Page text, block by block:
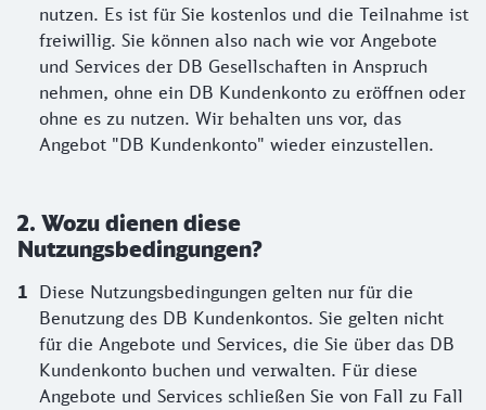
nutzen. Es ist für Sie kostenlos und die Teilnahme ist
freiwillig. Sie können also nach wie vor Angebote
und Services der DB Gesellschaften in Anspruch
nehmen, ohne ein DB Kundenkonto zu eröffnen oder
ohne es zu nutzen. Wir behalten uns vor, das
Angebot "DB Kundenkonto" wieder einzustellen.
2. Wozu dienen diese
Nutzungsbedingungen?
Diese Nutzungsbedingungen gelten nur für die
Benutzung des DB Kundenkontos. Sie gelten nicht
für die Angebote und Services, die Sie über das DB
Kundenkonto buchen und verwalten. Für diese
Angebote und Services schließen Sie von Fall zu Fall